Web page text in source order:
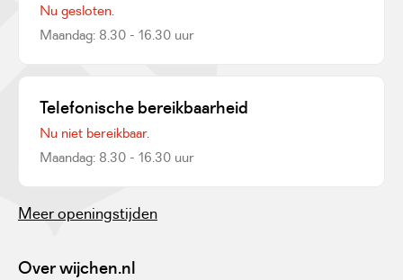
Nu gesloten.
Maandag: 8.30 - 16.30 uur
Telefonische bereikbaarheid
Nu niet bereikbaar.
Maandag: 8.30 - 16.30 uur
Meer openingstijden
Over wijchen.nl